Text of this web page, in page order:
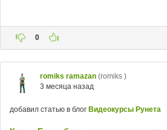
0
romiks ramazan (romiks )
3 месяца назад
добавил статью в блог Видеокурсы Рунета